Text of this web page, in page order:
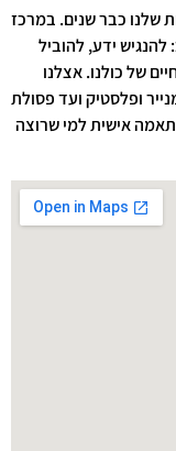
שלנו כבר שנים. במרכז
ידע, להוביל
של כולנו. אצלנו
ופלסטיק ועד פסולת
אישית למי שרוצה